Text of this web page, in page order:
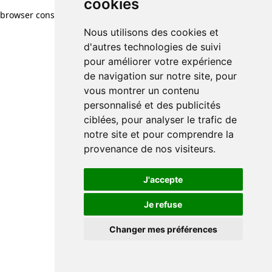
cookies
Nous utilisons des cookies et
d'autres technologies de suivi
pour améliorer votre expérience
de navigation sur notre site, pour
vous montrer un contenu
personnalisé et des publicités
ciblées, pour analyser le trafic de
notre site et pour comprendre la
provenance de nos visiteurs.
J'accepte
Je refuse
Changer mes préférences
browser console for more information)